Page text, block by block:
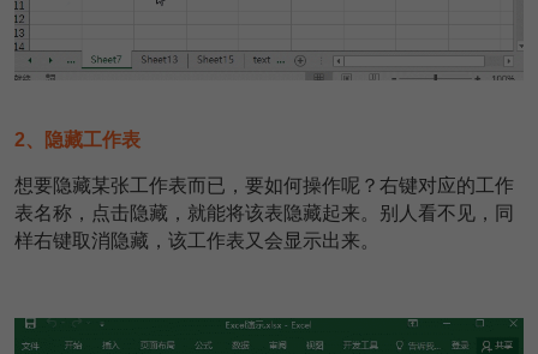
2、隐藏工作表
想要隐藏某张工作表而已，要如何操作呢？右键对应的工作
表名称，点击隐藏，就能将该表隐藏起来。别人看不见，同
样右键取消隐藏，该工作表又会显示出来。